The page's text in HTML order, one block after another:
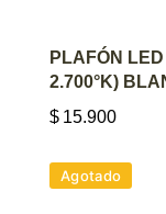
PLAFÓN
2.700°K)
$ 15.900
Agotado